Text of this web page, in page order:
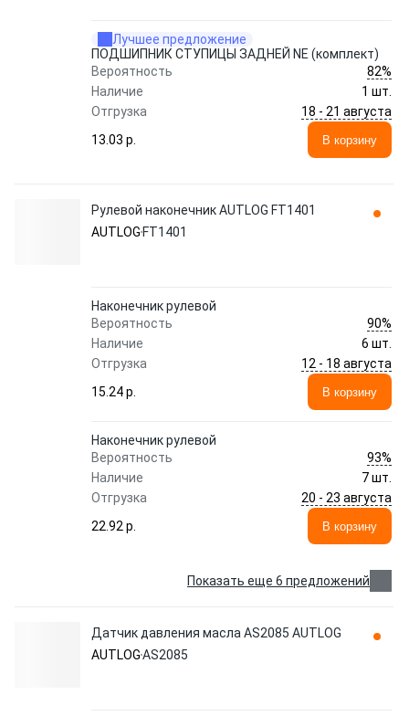
Лучшее предложение
ПОДШИПНИК СТУПИЦЫ ЗАДНЕЙ NE (комплект)
Вероятность
82%
Наличие
1 шт.
Отгрузка
18 - 21 августа
13.03 p.
В корзину
Рулевой наконечник AUTLOG FT1401
AUTLOG FT1401
Наконечник рулевой
Вероятность
90%
Наличие
6 шт.
Отгрузка
12 - 18 августа
15.24 p.
В корзину
Наконечник рулевой
Вероятность
93%
Наличие
7 шт.
Отгрузка
20 - 23 августа
22.92 p.
В корзину
Показать еще 6 предложений
Датчик давления масла AS2085 AUTLOG
AUTLOGAS2085